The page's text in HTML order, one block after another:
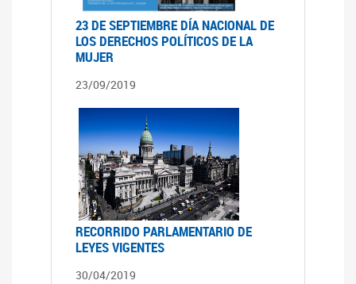
23 DE SEPTIEMBRE DÍA NACIONAL DE
LOS DERECHOS POLÍTICOS DE LA
MUJER
23/09/2019
RECORRIDO PARLAMENTARIO DE
LEYES VIGENTES
30/04/2019